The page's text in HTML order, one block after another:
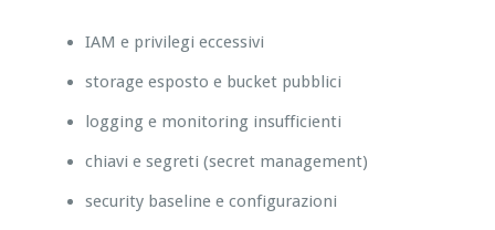
IAM e privilegi eccessivi
storage esposto e bucket pubblici
logging e monitoring insufficienti
chiavi e segreti (secret management)
security baseline e configurazioni